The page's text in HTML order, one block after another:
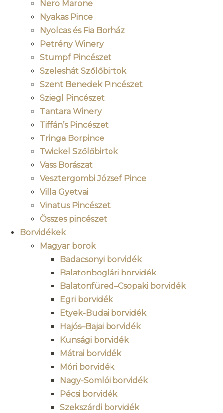
Nero Marone
Nyakas Pince
Nyolcas és Fia Borház
Petrény Winery
Stumpf Pincészet
Szeleshát Szőlőbirtok
Szent Benedek Pincészet
Sziegl Pincészet
Tantara Winery
Tiffán’s Pincészet
Tringa Borpince
Twickel Szőlőbirtok
Vass Borászat
Vesztergombi József Pince
Villa Gyetvai
Vinatus Pincészet
Összes pincészet
Borvidékek
Magyar borok
Badacsonyi borvidék
Balatonboglári borvidék
Balatonfüred–Csopaki borvidék
Egri borvidék
Etyek-Budai borvidék
Hajós–Bajai borvidék
Kunsági borvidék
Mátrai borvidék
Móri borvidék
Nagy-Somlói borvidék
Pécsi borvidék
Szekszárdi borvidék